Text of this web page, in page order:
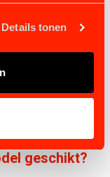
Details tonen
op de vibratie
maakt de
effecten op
geschikt?